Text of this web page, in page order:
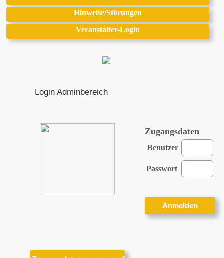
Hinweise/Störungen
Veranstalter-Login
Login Adminbereich
Zugangsdaten
Benutzer
Passwort